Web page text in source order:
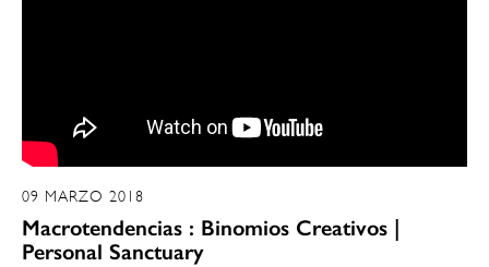
09 MARZO 2018
Macrotendencias : Binomios Creativos |
Personal Sanctuary